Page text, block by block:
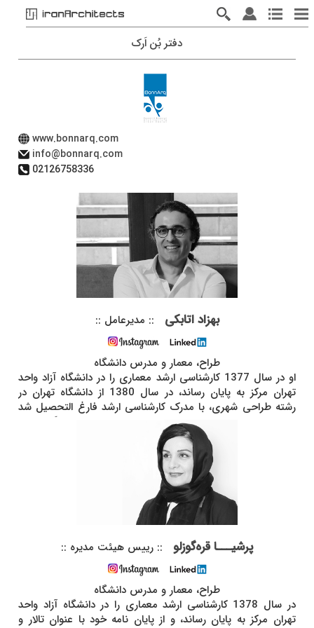
دفتر بُن اَرک
www.bonnarq.com
info@bonnarq.com
02126758336
بهزاد اتابکی :: مدیرعامل ::
طراح، معمار و مدرس دانشگاه
او در سال 1377 کارشناسی ارشد معماری را در دانشگاه آزاد واحد
تهران مرکز به پایان رساند، در سال 1380 از دانشگاه تهران در
رشته طراحی شهری، با مدرک کارشناسی ارشد فارغ التحصیل شد
و در سال 1385 کارشناسی ارشد معماری منظر را از دانشگاه شهید
شخصی خود "استودیو بهزاد اتابکی" فعالیت حرفه‌ای را آغاز و در
سال 1394 به عنوان همکار مؤسس و مدیرعامل، دفتـر معماری،
طراحی شهری و منظر "بُن ارک" را به همراه پرشیا قره‌گوزلو
تأسیس نـموده است. او در زمینه‌های طرح، مطالعات و مدیریت
اجرایی پروژه های معماری، شهرسازی و معماری منظر تجربیات
فراوانی کسب نـموده که مجموعه گوناگونی از کاربری‌ها را شامل
می‌شود. او در سال 1398 برنده¬ عنوان "معمار سال خاورمیانه"
شد. در سال 1394 پس از کسب رتبه اول مسابقه، به همراه پرشیا
قره‌گوزلو، نـماینده معماری ایران و مدیر هنری پاویون ملی ایران در
بورس مطالعاتی بنیاد ژاپن، مطالعات خود پیرامون معماری
معاصـر ژاپن را پس از ملاقات و نشست با معماران پیشـرو ژاپنی،
پرشیـــا قره‌گوزلو :: رییس هیئت مدیره ::
طراح، معمار و مدرس دانشگاه
در سال 1378 کارشناسی ارشد معماری را در دانشگاه آزاد واحد
تهران مرکز به پایان رساند، و از پایان نامه خود با عنوان تالار و